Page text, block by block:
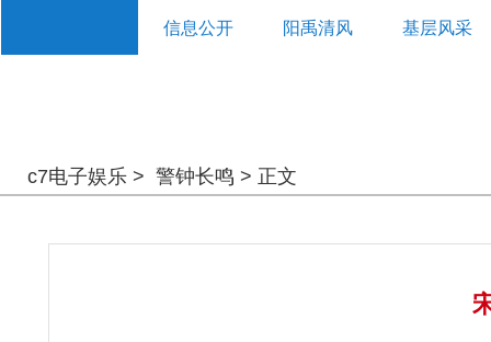
信息公开 阳禹清风 基层风采
c7电子娱乐 > 警钟长鸣 > 正文